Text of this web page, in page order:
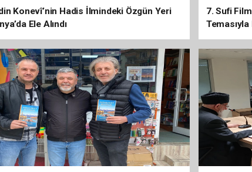
Konevî’nin Hadis İlmindeki Özgün Yeri
Ele Alındı
7. Sufi